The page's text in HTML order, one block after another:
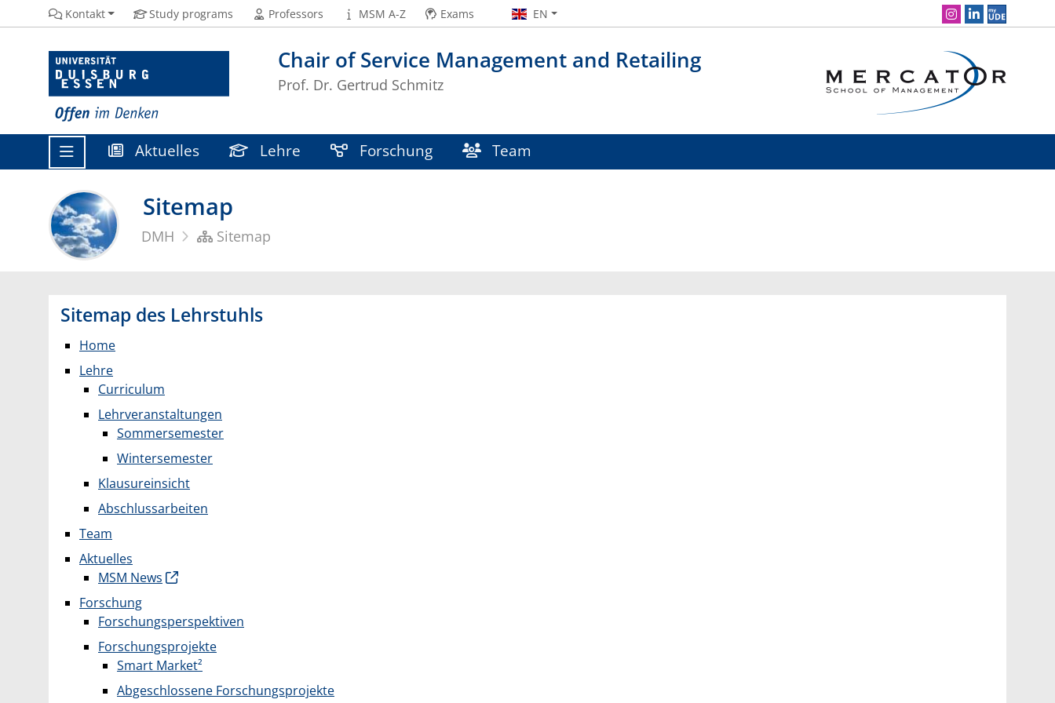
Chair of Service Management and Retailing
Prof. Dr. Gertrud Schmitz
Kontakt Study programs Professors MSM A-Z Exams EN Social Media Navigation
Aktuelles Lehre Forschung Team
Sitemap
DMH Sitemap
Sitemap des Lehrstuhls
Home
Lehre
Curriculum
Lehrveranstaltungen
Sommersemester
Wintersemester
Klausureinsicht
Abschlussarbeiten
Team
Aktuelles
MSM News
Forschung
Forschungsperspektiven
Forschungsprojekte
Smart Market²
Abgeschlossene Forschungsprojekte